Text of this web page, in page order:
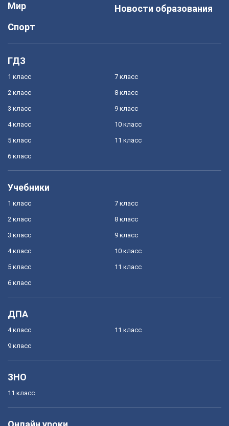
Мир
Спорт
Новости образования
ГДЗ
1 класс
2 класс
3 класс
4 класс
5 класс
6 класс
7 класс
8 класс
9 класс
10 класс
11 класс
Учебники
1 класс
2 класс
3 класс
4 класс
5 класс
6 класс
7 класс
8 класс
9 класс
10 класс
11 класс
ДПА
4 класс
9 класс
11 класс
ЗНО
11 класс